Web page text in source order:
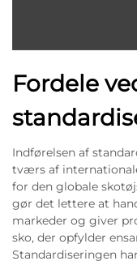
Fordele
Indførelsen af
tværs af
for den globale
gør det lettere at
markeder og giver
sko, der opfylder
Standardiseringen